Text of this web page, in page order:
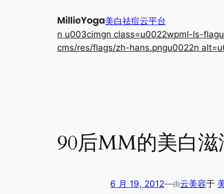
美白祛痘云平台
n u003cimgn class=u0022wpml-ls-
cms/res/flags/zh-hans.pngu0022n
90后MM的美白滋
6 月 19, 2012—由云美容于